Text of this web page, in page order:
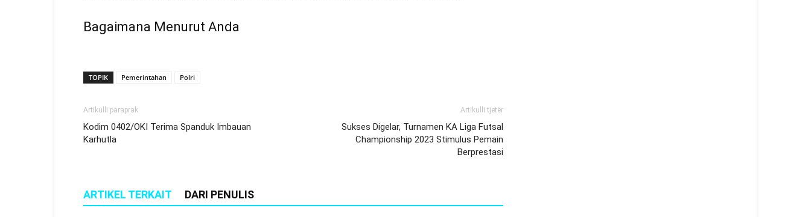
Bagaimana Menurut Anda
TOPIK Pemerintahan Polri
Artikulli paraprak
Kodim 0402/OKI Terima Spanduk Imbauan
Karhutla
Artikulli tjetër
Sukses Digelar, Turnamen KA Liga Futsal
Championship 2023 Stimulus Pemain
Berprestasi
ARTIKEL TERKAIT DARI PENULIS